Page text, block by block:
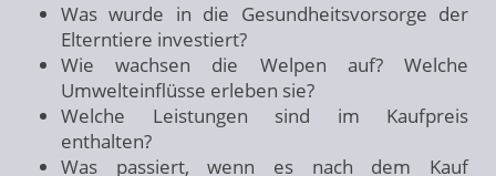
Was wurde in die Gesundheitsvorsorge der
Elterntiere investiert?
Wie wachsen die Welpen auf? Welche
Umwelteinflüsse erleben sie?
Welche Leistungen sind im Kaufpreis
enthalten?
Was passiert, wenn es nach dem Kauf